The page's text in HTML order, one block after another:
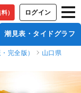
） ログイン
潮見表・タイドグラフ
完全版）
山口県